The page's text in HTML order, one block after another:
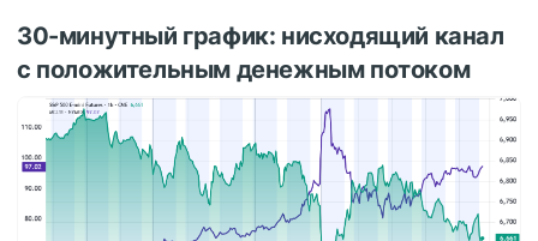
30-минутный график: нисходящий канал
с положительным денежным потоком